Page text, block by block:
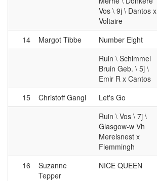
Vos \ 9j \ Dantos x
Voltaire
14
Margot Tibbe Number Eight
Ruin \ Schimmel
Bruin Geb. \ 5j \
Emir R x Cantos
15
Christoff Gangl Let's Go
Ruin \ Vos \ 7j \
Glasgow-w Vh
Merelsnest x
Flemmingh
16
Suzanne
Tepper
NICE QUEEN